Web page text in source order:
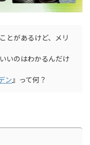
とがあるけど、メリ
いのはわかるんだけ
ン 』って何？